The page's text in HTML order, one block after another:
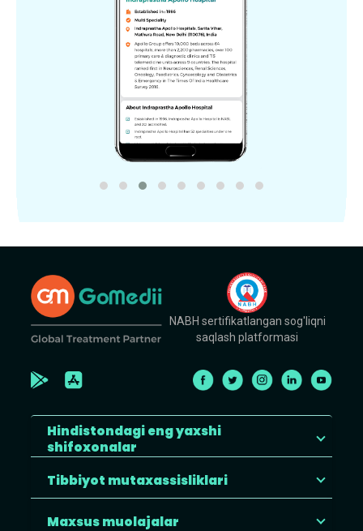
NABH sertifikatlangan sog'liqni
saqlash platformasi
Hindistondagi eng yaxshi
shifoxonalar
Tibbiyot mutaxassisliklari
Maxsus muolajalar